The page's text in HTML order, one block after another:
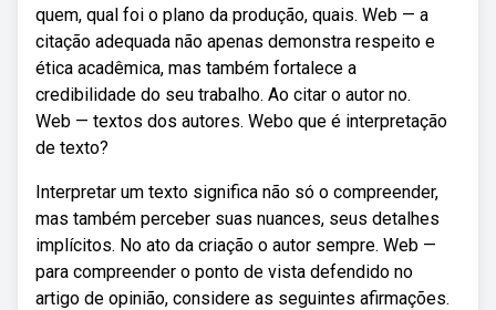
quem, qual foi o plano da produção, quais. Web — a
citação adequada não apenas demonstra respeito e
ética acadêmica, mas também fortalece a
credibilidade do seu trabalho. Ao citar o autor no.
Web — textos dos autores. Webo que é interpretação
de texto?
Interpretar um texto significa não só o compreender,
mas também perceber suas nuances, seus detalhes
implícitos. No ato da criação o autor sempre. Web —
para compreender o ponto de vista defendido no
artigo de opinião, considere as seguintes afirmações.